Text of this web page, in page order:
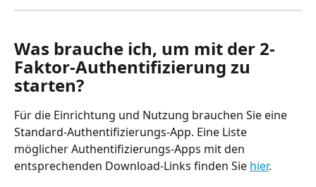
Was brauche ich, um mit der 2-
Faktor-Authentifizierung zu
starten?
Für die Einrichtung und Nutzung brauchen Sie eine
Standard-Authentifizierungs-App. Eine Liste
möglicher Authentifizierungs-Apps mit den
entsprechenden Download-Links finden Sie hier.